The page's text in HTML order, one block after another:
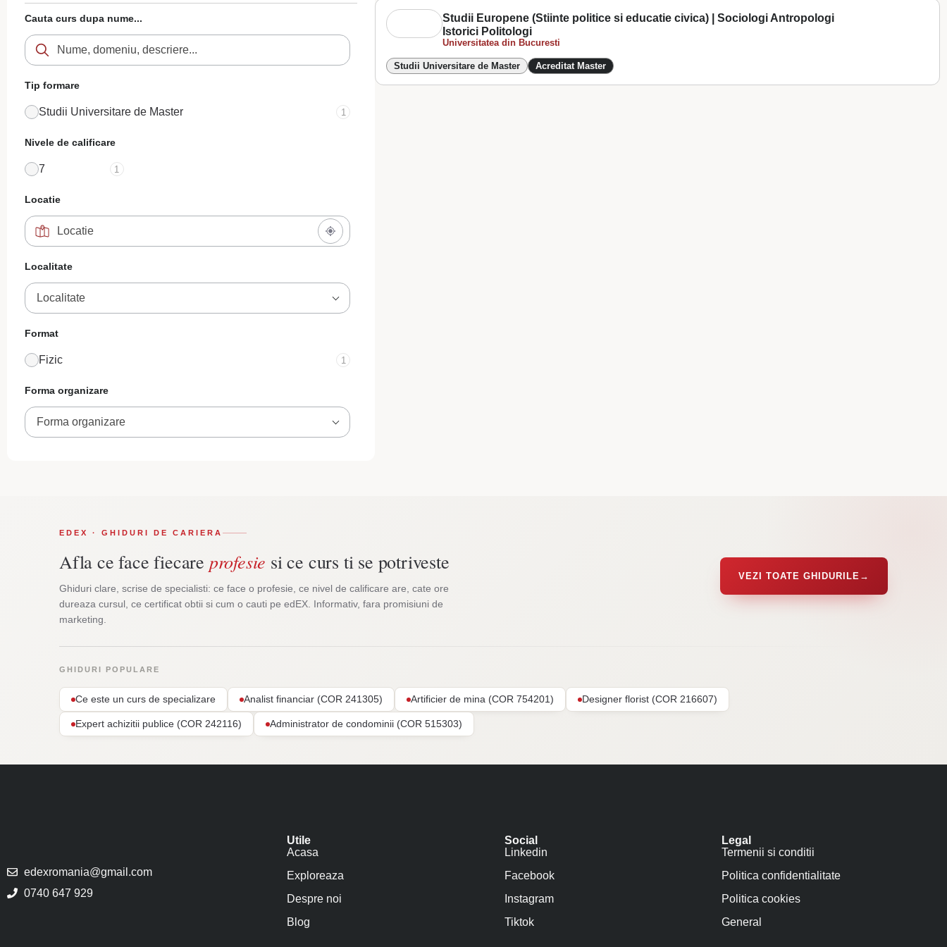
Cauta curs dupa nume...
Tip formare
Studii Universitare de Master 1
Nivele de calificare
7 1
Locatie
Localitate
Localitate
Format
Fizic 1
Forma organizare
Forma organizare
Studii Europene (Stiinte politice si educatie civica) | Sociologi Antropologi
Istorici Politologi
Universitatea din Bucuresti
Studii Universitare de Master Acreditat Master
EDEX · GHIDURI DE CARIERA
Afla ce face fiecare profesie si ce curs ti se potriveste
Ghiduri clare, scrise de specialisti: ce face o profesie, ce nivel de calificare are, cate ore
dureaza cursul, ce certificat obtii si cum o cauti pe edEX. Informativ, fara promisiuni de
marketing.
VEZI TOATE GHIDURILE →
GHIDURI POPULARE
Ce este un curs de specializare Analist financiar (COR 241305) Artificier de mina (COR 754201) Designer florist (COR 216607)
Expert achizitii publice (COR 242116) Administrator de condominii (COR 515303)
edexromania@gmail.com
0740 647 929
Utile
Acasa
Exploreaza
Despre noi
Blog
Social
Linkedin
Facebook
Instagram
Tiktok
Legal
Termenii si conditii
Politica confidentialitate
Politica cookies
General